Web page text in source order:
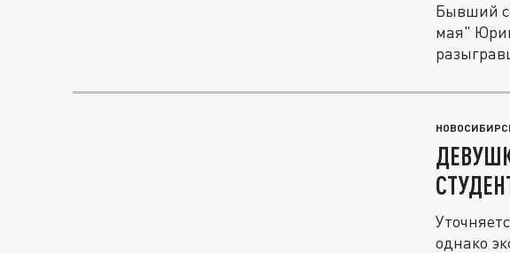
Бывший
мая"
однако